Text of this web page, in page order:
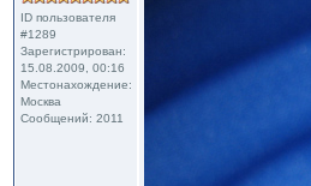
ID пользователя
#1289
Зарегистрирован:
15.08.2009, 00:16
Местонахождение:
Москва
Сообщений: 2011